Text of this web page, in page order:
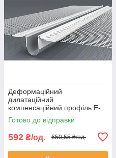
Деформаційний
дилатаційний
компенсаційний профіль E-
Form 2,5 метра сітка Valmiera
Glass
Готово до відправки
592 ₴/од. 650,55 ₴/од.